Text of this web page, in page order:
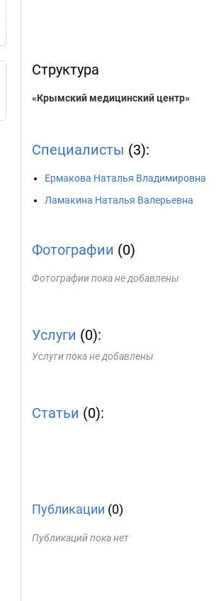
Структура
«Крымский медицинский центр»
Специалисты (3):
Ермакова Наталья Владимировна
Ламакина Наталья Валерьевна
Фотографии (0)
Фотографии пока не добавлены
Услуги (0):
Услуги пока не добавлены
Статьи (0):
Публикации (0)
Публикаций пока нет